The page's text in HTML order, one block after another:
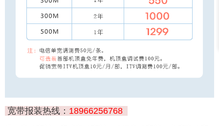
宽带报装热线： 18966256768